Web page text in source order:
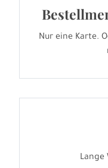
Nur eine Karte.
Lange